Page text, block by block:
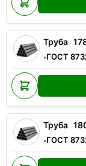
Труба
•ГОСТ
Труба
•ГОСТ